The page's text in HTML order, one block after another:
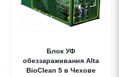
Блок УФ
обеззараживания Alta
BioClean 5 в Чехове